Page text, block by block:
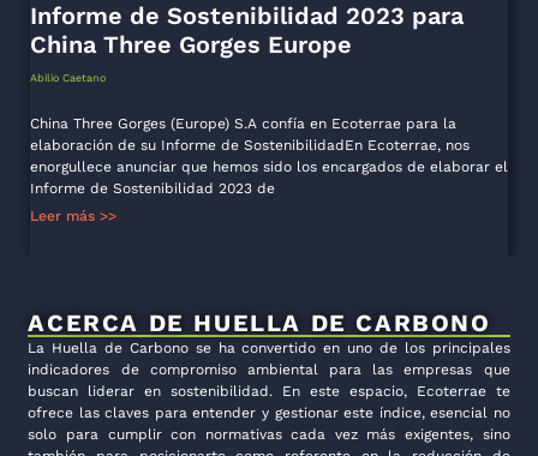
Informe de Sostenibilidad 2023 para
China Three Gorges Europe
Abilio Caetano
China Three Gorges (Europe) S.A confía en Ecoterrae para la
elaboración de su Informe de SostenibilidadEn Ecoterrae, nos
enorgullece anunciar que hemos sido los encargados de elaborar el
Informe de Sostenibilidad 2023 de
Leer más >>
La Huella de Carbono se ha convertido en uno de los principales
indicadores de compromiso ambiental para las empresas que
buscan liderar en sostenibilidad. En este espacio, Ecoterrae te
ofrece las claves para entender y gestionar este índice, esencial no
solo para cumplir con normativas cada vez más exigentes, sino
ACERCA DE HUELLA DE CARBONO